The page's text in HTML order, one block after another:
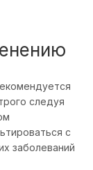
следуя
с
заболеваний